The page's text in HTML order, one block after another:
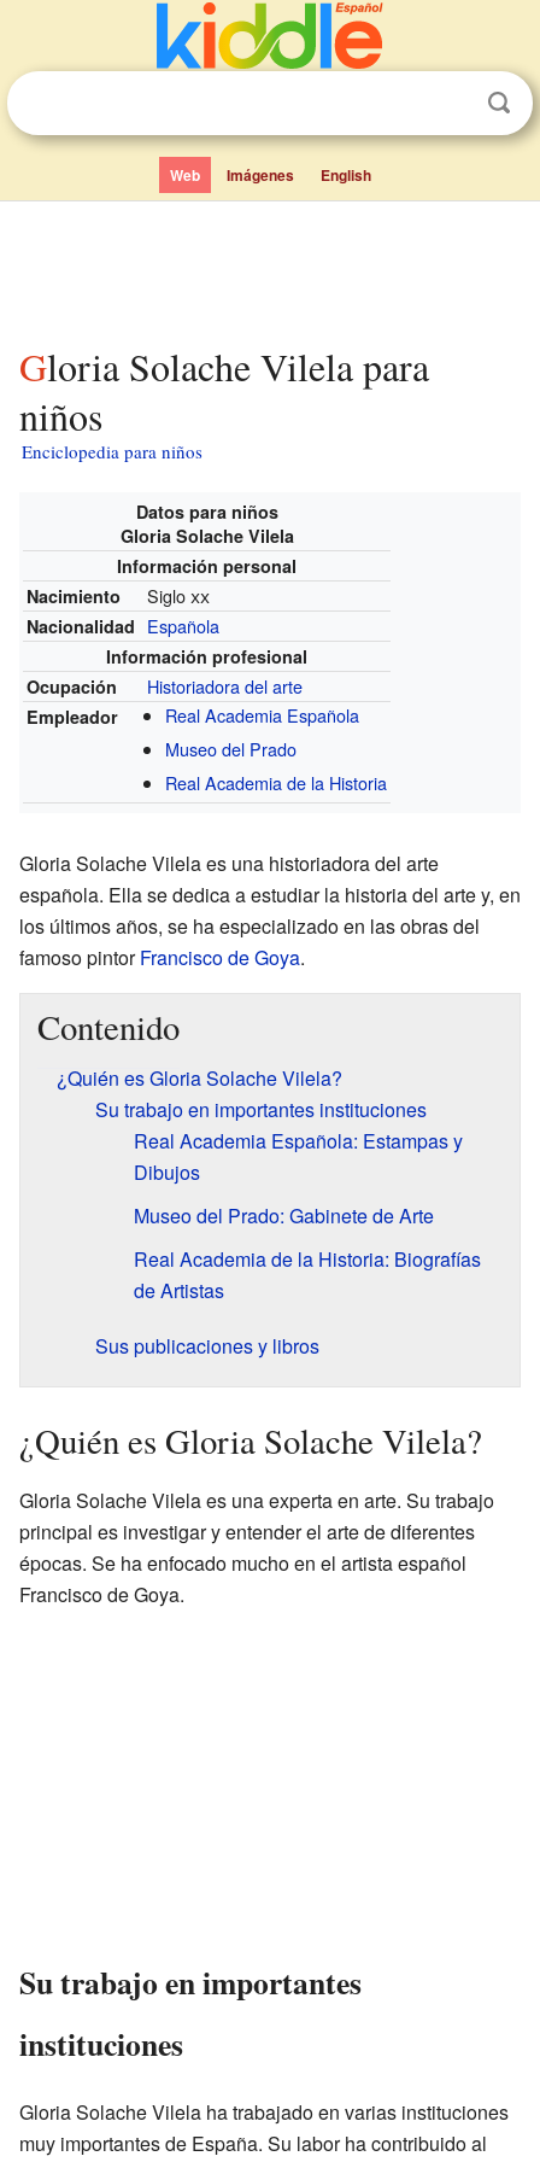
Web Imágenes English
Gloria Solache Vilela para
niños
Enciclopedia para niños
Datos para niños
Gloria Solache Vilela
Información personal
Nacimiento
Sigloxx
Nacionalidad Española
Información profesional
Ocupación
Historiadora del arte
Empleador
Real Academia Española
Museo del Prado
Real Academia de la Historia
Gloria Solache Vilela es una historiadora del arte
española. Ella se dedica a estudiar la historia del arte y, en
los últimos años, se ha especializado en las obras del
famoso pintorFrancisco de Goya.
Contenido
¿Quién es Gloria Solache Vilela?
Su trabajo en importantes instituciones
Real Academia Española: Estampas y
Dibujos
Museo del Prado: Gabinete de Arte
Real Academia de la Historia: Biografías
de Artistas
Sus publicaciones y libros
¿Quién es Gloria Solache Vilela?
Gloria Solache Vilela es una experta en arte. Su trabajo
principal es investigar y entender el arte de diferentes
épocas. Se ha enfocado mucho en el artista español
Francisco de Goya.
Su trabajo en importantes
instituciones
Gloria Solache Vilela ha trabajado en varias instituciones
muy importantes de España. Su labor ha contribuido al